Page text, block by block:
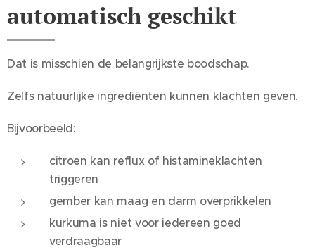
automatisch geschikt
Dat is misschien de belangrijkste boodschap.
Zelfs natuurlijke ingrediënten kunnen klachten geven.
Bijvoorbeeld:
citroen kan reflux of histamineklachten
triggeren
gember kan maag en darm overprikkelen
kurkuma is niet voor iedereen goed
verdraagbaar